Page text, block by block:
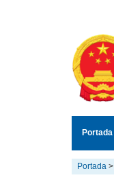
Portada
Portada >